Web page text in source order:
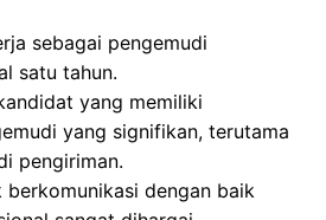
sebagai pengemudi
satu tahun.
yang memiliki
yang signifikan, terutama
pengiriman.
berkomunikasi dengan baik